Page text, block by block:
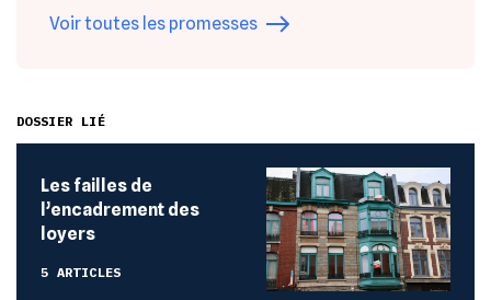
Voir toutes les promesses
DOSSIER LIÉ
Les failles de
l’encadrement des
loyers
5 ARTICLES